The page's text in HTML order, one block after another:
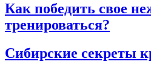
Как победить свое
тренироваться?
Сибирские секреты